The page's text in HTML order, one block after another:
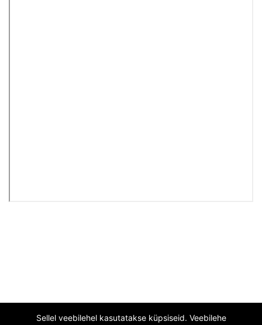
Sellel veebilehel kasutatakse küpsiseid. Veebilehe